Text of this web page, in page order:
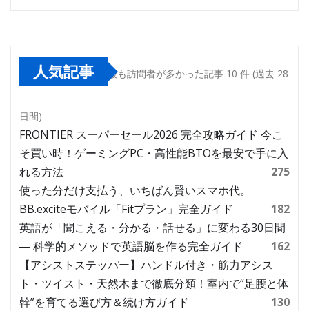
人気記事 最も訪問者が多かった記事 10 件 (過去 28
日間)
FRONTIER スーパーセール2026 完全攻略ガイド 今こ
そ買い時！ゲーミングPC・高性能BTOを最安で手に入
れる方法
275
使った分だけ支払う、いちばん賢いスマホ代。
BB.exciteモバイル「Fitプラン」完全ガイド
182
英語が「聞こえる・分かる・話せる」に変わる30日間
― 科学的メソッドで英語脳を作る完全ガイド
162
【アシストステッパー】ハンドル付き・筋力アシス
ト・ツイスト・天然木まで徹底分類！室内で“足腰と体
幹”を育てる選び方＆続け方ガイド
130